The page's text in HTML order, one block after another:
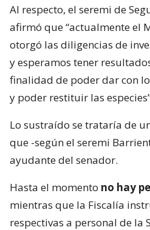
Al respecto, el seremi de
afirmó que “actualmente el
otorgó las diligencias de
y esperamos tener
finalidad de poder dar con
y poder restituir las
Lo sustraído se trataría de
que -según el seremi
ayudante del senador.
Hasta el momento no hay
mientras que la Fiscalía
respectivas a personal de la